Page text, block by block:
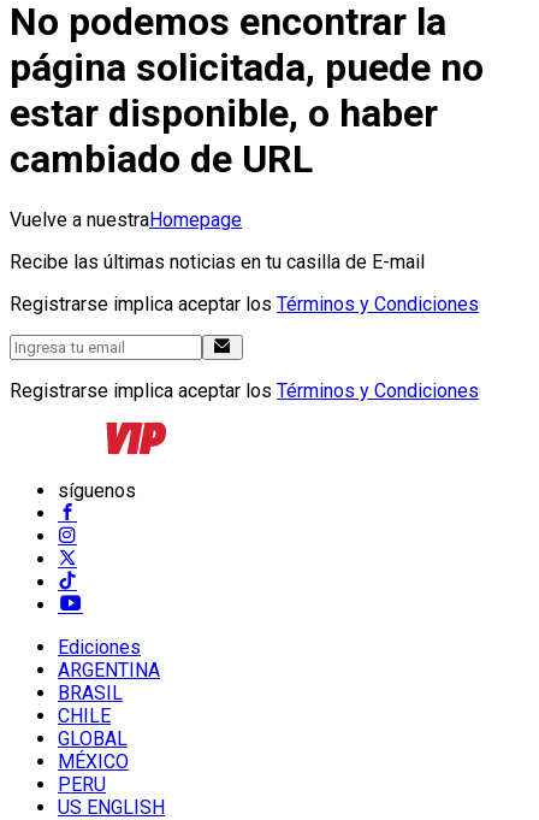
No podemos encontrar la
página solicitada, puede no
estar disponible, o haber
cambiado de URL
Vuelve a nuestraHomepage
Recibe las últimas noticias en tu casilla de E-mail
Registrarse implica aceptar los Términos y Condiciones
Registrarse implica aceptar los Términos y Condiciones
síguenos
Ediciones
ARGENTINA
BRASIL
CHILE
GLOBAL
MÉXICO
PERU
US ENGLISH